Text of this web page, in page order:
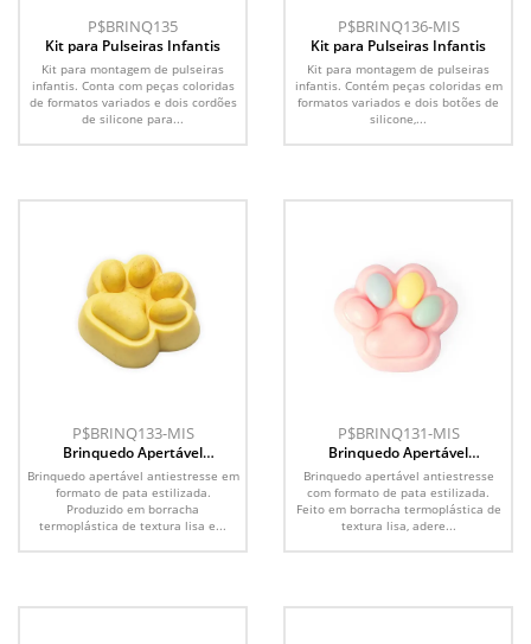
P$BRINQ135
Kit para Pulseiras Infantis
Kit para montagem de pulseiras
infantis. Conta com peças coloridas
de formatos variados e dois cordões
de silicone para...
P$BRINQ136-MIS
Kit para Pulseiras Infantis
Kit para montagem de pulseiras
infantis. Contém peças coloridas em
formatos variados e dois botões de
silicone,...
P$BRINQ133-MIS
Brinquedo Apertável
Antiestresse
Brinquedo apertável antiestresse em
formato de pata estilizada.
Produzido em borracha
termoplástica de textura lisa e...
P$BRINQ131-MIS
Brinquedo Apertável
Antiestresse
Brinquedo apertável antiestresse
com formato de pata estilizada.
Feito em borracha termoplástica de
textura lisa, adere...